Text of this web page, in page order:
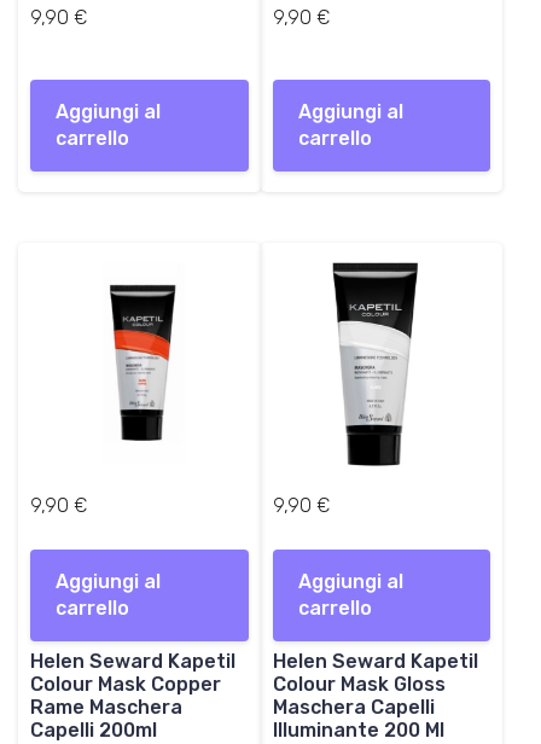
9,90 €
Aggiungi al
carrello
9,90 €
Aggiungi al
carrello
9,90 €
Aggiungi al
carrello
Helen Seward Kapetil
Colour Mask Copper
Rame Maschera
Capelli 200ml
9,90 €
Aggiungi al
carrello
Helen Seward Kapetil
Colour Mask Gloss
Maschera Capelli
Illuminante 200 Ml